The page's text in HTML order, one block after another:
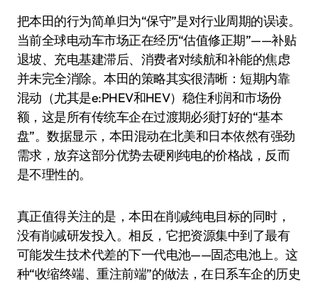
把本田的行为简单归为“保守”是对行业周期的误读。
当前全球电动车市场正在经历“估值修正期”——补贴
退坡、充电基建滞后、消费者对续航和补能的焦虑
并未完全消除。本田的策略其实很清晰：短期内靠
混动（尤其是e:PHEV和HEV）稳住利润和市场份
额，这是所有传统车企在过渡期必须打好的“基本
盘”。数据显示，本田混动在北美和日本依然有强劲
需求，放弃这部分优势去硬刚纯电的价格战，反而
是不理性的。
真正值得关注的是，本田在削减纯电目标的同时，
没有削减研发投入。相反，它把资源集中到了最有
可能发生技术代差的下一代电池——固态电池上。这
种“收缩终端、重注前端”的做法，在日系车企的历史